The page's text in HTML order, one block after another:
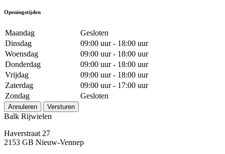
Openingstijden
Maandag
Gesloten
Dinsdag
09:00 uur - 18:00 uur
Woensdag
09:00 uur - 18:00 uur
Donderdag
09:00 uur - 18:00 uur
Vrijdag
09:00 uur - 18:00 uur
Zaterdag
09:00 uur - 17:00 uur
Zondag
Gesloten
Annuleren Versturen
Balk Rijwielen
Haverstraat 27
2153 GB Nieuw-Vennep